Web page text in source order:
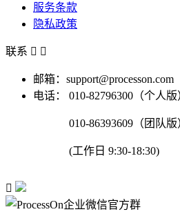
服务条款
隐私政策
联系  
邮箱：support@processon.com
电话：
010-82796300（个人版
010-86393609（团队版
(工作日 9:30-18:30)
